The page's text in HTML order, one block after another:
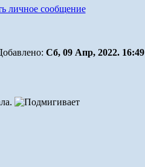
Сб, 09 Апр, 2022. 16:49